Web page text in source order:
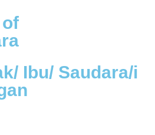
Ibu/ Saudara/i